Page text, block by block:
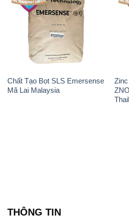
Chất Tạo Bọt SLS Emersense
Mã Lai Malaysia
THÔNG TIN